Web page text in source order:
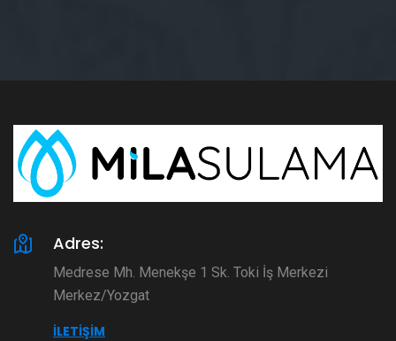
Adres:
Medrese Mh. Menekşe 1 Sk. Toki İş Merkezi
Merkez/Yozgat
İLETIŞIM